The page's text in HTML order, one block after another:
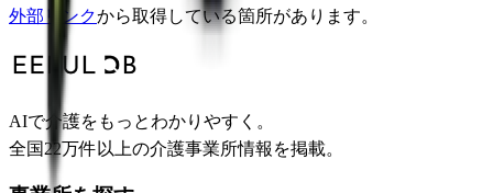
外部リンクから取得している箇所があります。
AIで介護をもっとわかりやすく。
全国22万件以上の介護事業所情報を掲載。